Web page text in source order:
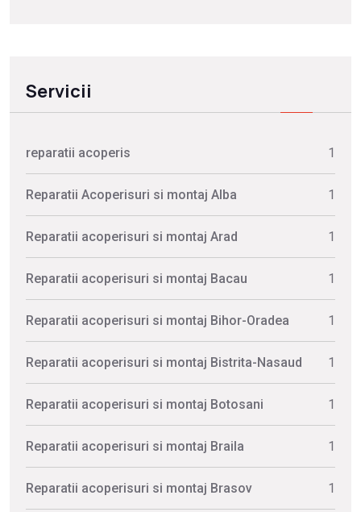
Servicii
reparatii acoperis 1
Reparatii Acoperisuri si montaj Alba 1
Reparatii acoperisuri si montaj Arad 1
Reparatii acoperisuri si montaj Bacau 1
Reparatii acoperisuri si montaj Bihor-Oradea 1
Reparatii acoperisuri si montaj Bistrita-Nasaud 1
Reparatii acoperisuri si montaj Botosani 1
Reparatii acoperisuri si montaj Braila 1
Reparatii acoperisuri si montaj Brasov 1